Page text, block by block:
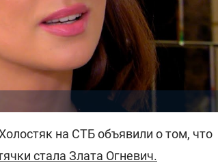
на СТБ объявили о том, что
стала Злата Огневич.